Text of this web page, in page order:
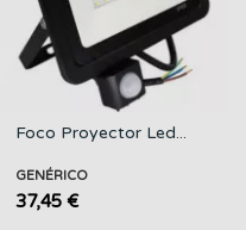
Foco Proyector Led...
GENÉRICO
37,45 €